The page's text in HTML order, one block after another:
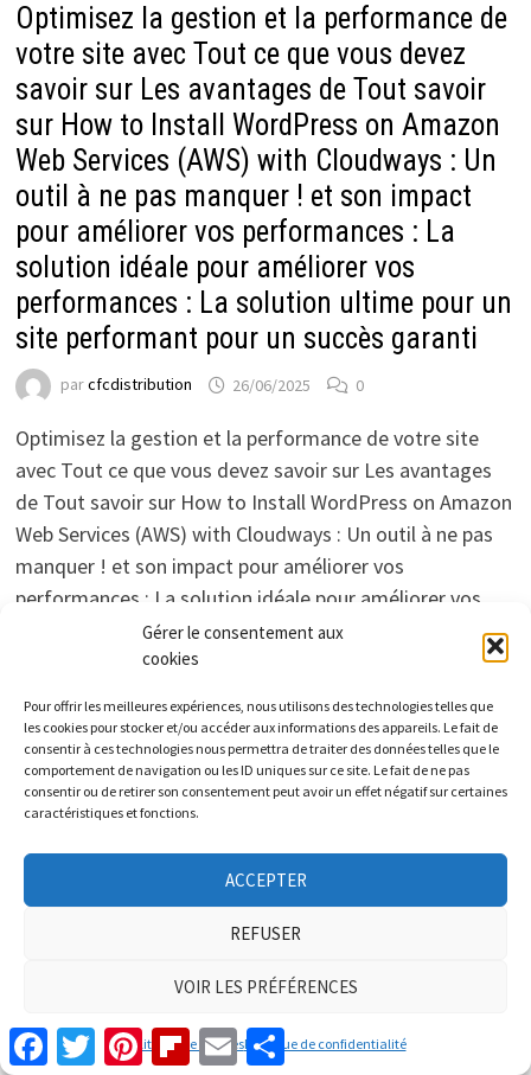
Gérer le consentement aux
cookies
Pour offrir les meilleures expériences, nous utilisons des technologies telles que
les cookies pour stocker et/ou accéder aux informations des appareils. Le fait de
consentir à ces technologies nous permettra de traiter des données telles que le
comportement de navigation ou les ID uniques sur ce site. Le fait de ne pas
consentir ou de retirer son consentement peut avoir un effet négatif sur certaines
caractéristiques et fonctions.
ACCEPTER
REFUSER
VOIR LES PRÉFÉRENCES
Politique de cookiesPolitique de confidentialité
Optimisez la gestion et la performance de
votre site avec Tout ce que vous devez
savoir sur Les avantages de Tout savoir
sur How to Install WordPress on Amazon
Web Services (AWS) with Cloudways : Un
outil à ne pas manquer ! et son impact
pour améliorer vos performances : La
solution idéale pour améliorer vos
performances : La solution ultime pour un
site performant pour un succès garanti
parcfcdistribution 26/06/2025 0
Optimisez la gestion et la performance de votre site
avec Tout ce que vous devez savoir sur Les avantages
de Tout savoir sur How to Install WordPress on Amazon
Web Services (AWS) with Cloudways : Un outil à ne pas
manquer ! et son impact pour améliorer vos
performances : La solution idéale pour améliorer vos
performances : La solution ultime pour un site
performant pour un succès garanti
Facebook
Twitter
Pinterest
Flipboard
EmailPartager
Améliorez la rapidité et la sécurité de
votre site grâce à Découvrez Pourquoi
vos résultats avec How to Integrate
Cloudflare CDN With Your Website |
Cloudways 101 peut transformer votre
FacebookTwitterPinterestFlipboard
EmailPartager